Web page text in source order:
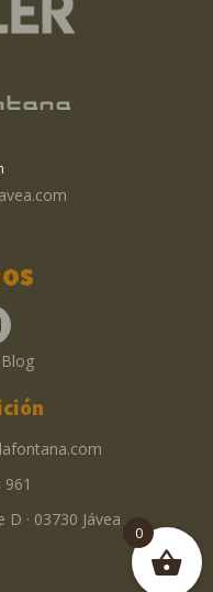
· 03730 Jávea
0